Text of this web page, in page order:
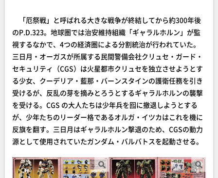
「厄祭戦」と呼ばれる大きな戦争が終結してから約300年後
のP.D.323。地球圏では治安維持組織「ギャラルホルン」が監
視するなかで、4つの経済圏による分割統治が行われていた。
三日月・オーガスが所属する民間警備会社クリュセ・ガード・
セキュリティ（CGS）は火星都市クリュセを独立させようとす
る少女、クーデリア・藍那・バーンスタインの護衛任務を引き
受けるが、反乱の芽を摘みとろうとするギャラルホルンの襲撃
を受ける。CGS の大人たちは少年兵を囮に撤退しようとする
が、少年たちのリーダー格であるオルガ・イツカはこれを機に
反旗を翻す。三日月はギャラルホルン撃退のため、CGSの動力
源として使用されていたガンダム・バルバトスを起動させる。